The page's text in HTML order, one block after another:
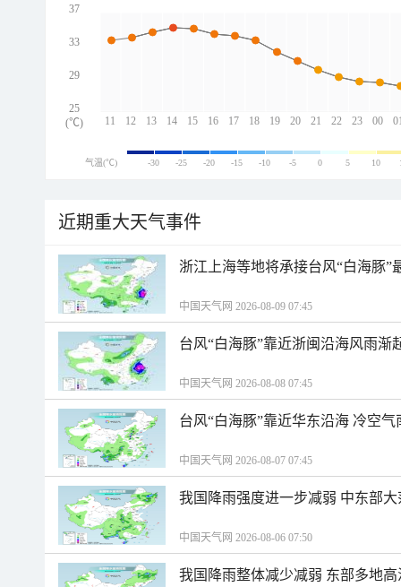
11 12 13 14 15 16 17 18 19 20 21 22 23 00
37
33
29
25
(℃)
气温(℃) -30 -25 -20 -15 -10 -5 0 5 10
近期重大天气事件
浙江上海等地将承接台风“白海豚”
中国天气网 2026-08-09 07:45
台风“白海豚”靠近浙闽沿海风雨渐
中国天气网 2026-08-08 07:45
台风“白海豚”靠近华东沿海 冷空
中国天气网 2026-08-07 07:45
我国降雨强度进一步减弱 中东部
中国天气网 2026-08-06 07:50
我国降雨整体减少减弱 东部多地